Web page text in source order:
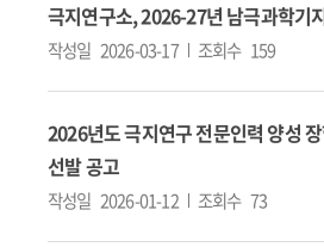
극지연구소, 2026-27년 남극과학기
작성일 2026-03-17 조회수 159
2026년도 극지연구 전문인력 양성
선발 공고
작성일 2026-01-12 조회수 73